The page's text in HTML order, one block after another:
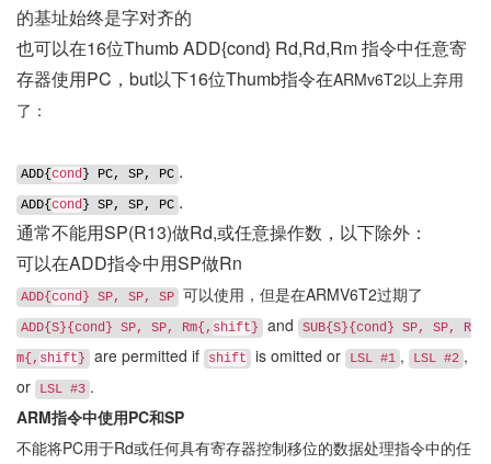
的基址始终是字对齐的
也可以在16位Thumb ADD{cond} Rd,Rd,Rm 指令中任意寄
存器使用PC，but以下16位Thumb指令在ARMv6T2以上弃用
了：
ADD{cond } PC, SP, PC .
ADD{cond } SP, SP, PC .
通常不能用SP(R13)做Rd,或任意操作数，以下除外：
可以在ADD指令中用SP做Rn
ADD{cond } SP, SP, SP 可以使用，但是在ARMV6T2过期了
ADD{S}{cond} SP, SP, Rm{, shift} and
SUB{S}{cond} SP, SP, R
m{, shift} are permitted if shift is omitted or LSL #1 , LSL #2 ,
or
LSL #3 .
ARM指令中使用PC和SP
不能将PC用于Rd或任何具有寄存器控制移位的数据处理指令中的任